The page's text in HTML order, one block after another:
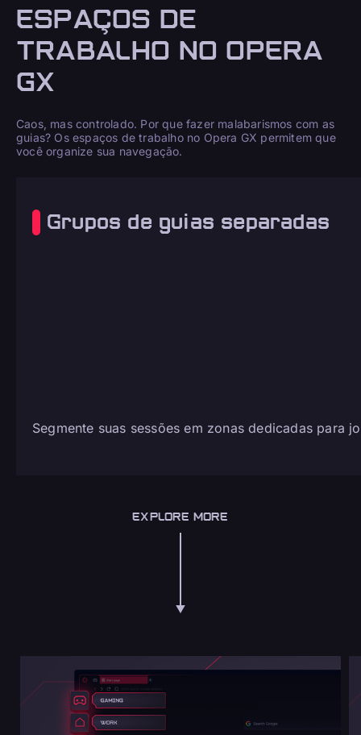
ESPAÇOS DE
TRABALHO NO OPERA
GX
Caos, mas controlado. Por que fazer malabarismos com as
guias? Os espaços de trabalho no Opera GX permitem que
você organize sua navegação.
Grupos de guias separadas
Segmente suas sessões em zonas dedicadas para
EXPLORE MORE